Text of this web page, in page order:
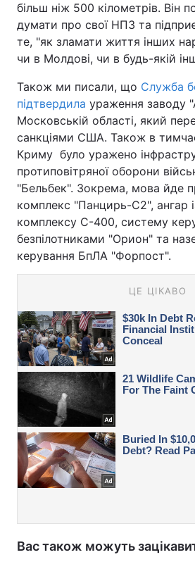
більш ніж 500 кілометрів. Він
думати про свої НПЗ та
те, "як зламати життя інших
чи в Молдові, чи в будь-якій
Також ми писали, що Служба
підтвердила ураження заводу
Московській області, який
санкціями США. Також в
Криму було уражено
протиповітряної оборони
"Бельбек". Зокрема, мова йде
комплекс "Панцирь-С2", ангар
комплексу С-400, систему
безпілотниками "Орион" та
керування БпЛА "Форпост".
Вас також можуть